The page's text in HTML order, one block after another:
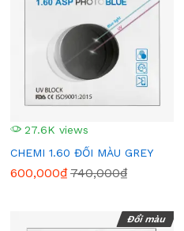
27.6K views
CHEMI 1.60 ĐỔI MÀU GREY
600,000₫740,000₫
Đổi màu